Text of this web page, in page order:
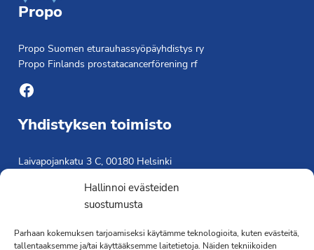
Hallinnoi evästeiden
suostumusta
Parhaan kokemuksen tarjoamiseksi käytämme teknologioita, kuten evästeitä,
tallentaaksemme ja/tai käyttääksemme laitetietoja. Näiden tekniikoiden
Propo
Propo Suomen eturauhassyöpäyhdistys ry
Propo Finlands prostatacancerförening rf
Facebook
Yhdistyksen toimisto
Laivapojankatu 3 C, 00180 Helsinki
Saavutettavuusseloste »
Toiminnanjohtaja
Kimmo Järvinen